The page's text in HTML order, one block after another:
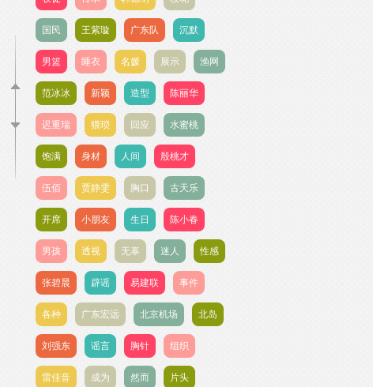
国民 王紫璇 广东队 沉默
男篮 睡衣 名媛 展示 渔网
范冰冰 新颖 造型 陈丽华
迟重瑞 猥琐 回应 水蜜桃
饱满 身材 人间 殷桃才
伍佰 贾静雯 胸口 古天乐
开席 小朋友 生日 陈小春
男孩 透视 无辜 迷人 性感
张碧晨 辟谣 易建联 事件
各种 广东宏远 北京机场 北岛
刘强东 谣言 胸针 组织
雷佳音 成为 然而 片头